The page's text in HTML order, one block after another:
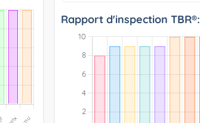
Rapport d'inspection TBR®: